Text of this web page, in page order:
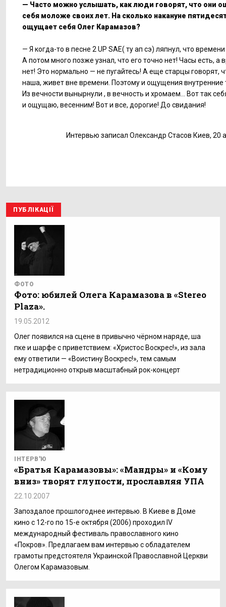
— Часто можно услышать, как люди говорят, что они
себя моложе своих лет. На сколько накануне
ощущает себя Олег Карамазов?
— Я когда-то в песне 2 UP SAE( ту ап сэ) ляпнул, что времени
А потом много позже узнал, что его точно нет! Часы есть, а
нет! Это нормально — не пугайтесь! А еще старцы говорят,
наша, живет вне времени. Поэтому и ощущения внутренние
Из вечности вынырнули , в вечность и хромаем... Вот так
и ощущаю, весенним! Вот и все, дорогие! До свидания!
Интервью записал Олександр Стасов Киев, 20
ПУБЛІКАЦІЇ
ФОТО
Фото: юбилей Олега Карамазова в «Stereo
Plaza».
19.05.2012
Олег появился на сцене в привычно чёрном наряде, ша
пке и шарфе с приветствием: «Христос Воскрес!», из зала
ему ответили — «Воистину Воскрес!», тем самым
нетрадиционно открыв масштабный рок-концерт
ІНТЕРВ'Ю
«Братья Карамазовы»: «Мандры» и «Кому
вниз» творят глупости, прославляя УПА
22.10.2007
Запоздалое прошлогоднее интервью. В Киеве в Доме
кино с 12-го по 15-е октября (2006) проходил IV
международный фестиваль православного кино
«Покров». Предлагаем вам интервью с обладателем
грамоты предстоятеля Украинской Православной Церкви
Олегом Карамазовым.